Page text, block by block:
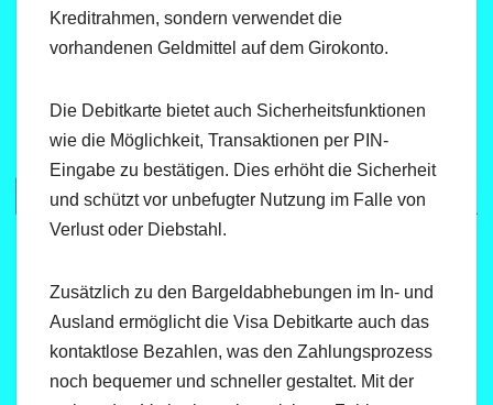
Kreditrahmen, sondern verwendet die
vorhandenen Geldmittel auf dem Girokonto.
Die Debitkarte bietet auch Sicherheitsfunktionen
wie die Möglichkeit, Transaktionen per PIN-
Eingabe zu bestätigen. Dies erhöht die Sicherheit
und schützt vor unbefugter Nutzung im Falle von
Verlust oder Diebstahl.
Zusätzlich zu den Bargeldabhebungen im In- und
Ausland ermöglicht die Visa Debitkarte auch das
kontaktlose Bezahlen, was den Zahlungsprozess
noch bequemer und schneller gestaltet. Mit der